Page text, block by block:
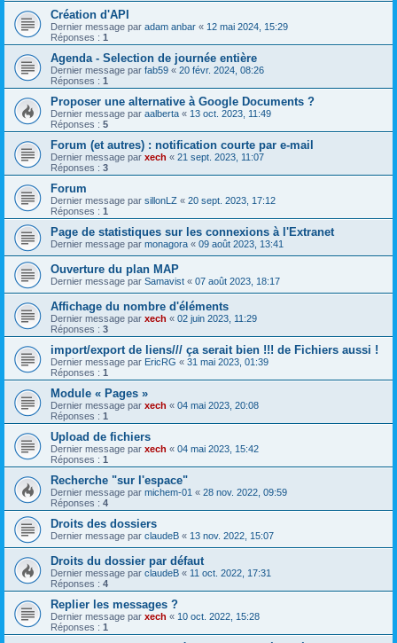
Création d'API
Dernier message par adam anbar « 12 mai 2024, 15:29
Réponses : 1
Agenda - Selection de journée entière
Dernier message par fab59 « 20 févr. 2024, 08:26
Réponses : 1
Proposer une alternative à Google Documents ?
Dernier message par aalberta « 13 oct. 2023, 11:49
Réponses : 5
Forum (et autres) : notification courte par e-mail
Dernier message par xech « 21 sept. 2023, 11:07
Réponses : 3
Forum
Dernier message par sillonLZ « 20 sept. 2023, 17:12
Réponses : 1
Page de statistiques sur les connexions à l'Extranet
Dernier message par monagora « 09 août 2023, 13:41
Ouverture du plan MAP
Dernier message par Samavist « 07 août 2023, 18:17
Affichage du nombre d'éléments
Dernier message par xech « 02 juin 2023, 11:29
Réponses : 3
import/export de liens/// ça serait bien !!! de Fichiers aussi !
Dernier message par EricRG « 31 mai 2023, 01:39
Réponses : 1
Module « Pages »
Dernier message par xech « 04 mai 2023, 20:08
Réponses : 1
Upload de fichiers
Dernier message par xech « 04 mai 2023, 15:42
Réponses : 1
Recherche "sur l'espace"
Dernier message par michem-01 « 28 nov. 2022, 09:59
Réponses : 4
Droits des dossiers
Dernier message par claudeB « 13 nov. 2022, 15:07
Droits du dossier par défaut
Dernier message par claudeB « 11 oct. 2022, 17:31
Réponses : 4
Replier les messages ?
Dernier message par xech « 10 oct. 2022, 15:28
Réponses : 1